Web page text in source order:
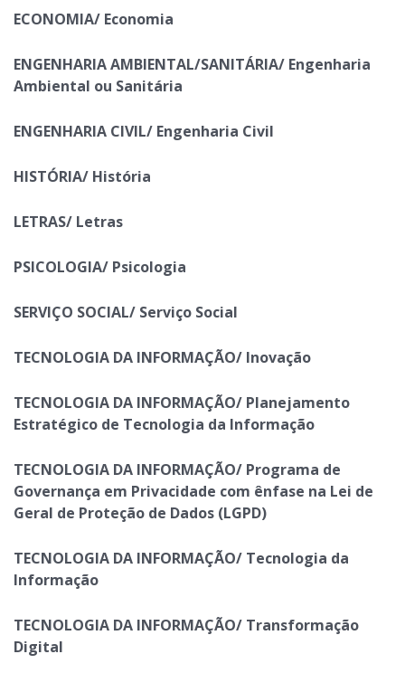
ECONOMIA/ Economia
ENGENHARIA AMBIENTAL/SANITÁRIA/ Engenharia
Ambiental ou Sanitária
ENGENHARIA CIVIL/ Engenharia Civil
HISTÓRIA/ História
LETRAS/ Letras
PSICOLOGIA/ Psicologia
SERVIÇO SOCIAL/ Serviço Social
TECNOLOGIA DA INFORMAÇÃO/ Inovação
TECNOLOGIA DA INFORMAÇÃO/ Planejamento
Estratégico de Tecnologia da Informação
TECNOLOGIA DA INFORMAÇÃO/ Programa de
Governança em Privacidade com ênfase na Lei de
Geral de Proteção de Dados (LGPD)
TECNOLOGIA DA INFORMAÇÃO/ Tecnologia da
Informação
TECNOLOGIA DA INFORMAÇÃO/ Transformação
Digital